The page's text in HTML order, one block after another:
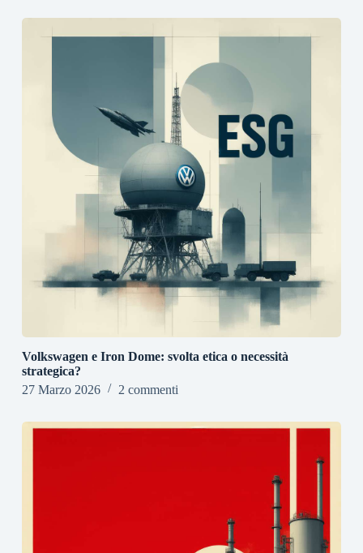
Volkswagen e Iron Dome: svolta etica o necessità
strategica?
27 Marzo 2026
2 commenti